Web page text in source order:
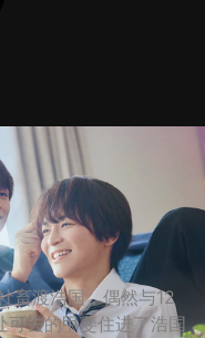
畜渡浩国，偶然与12
可去的甲斐住进了浩国